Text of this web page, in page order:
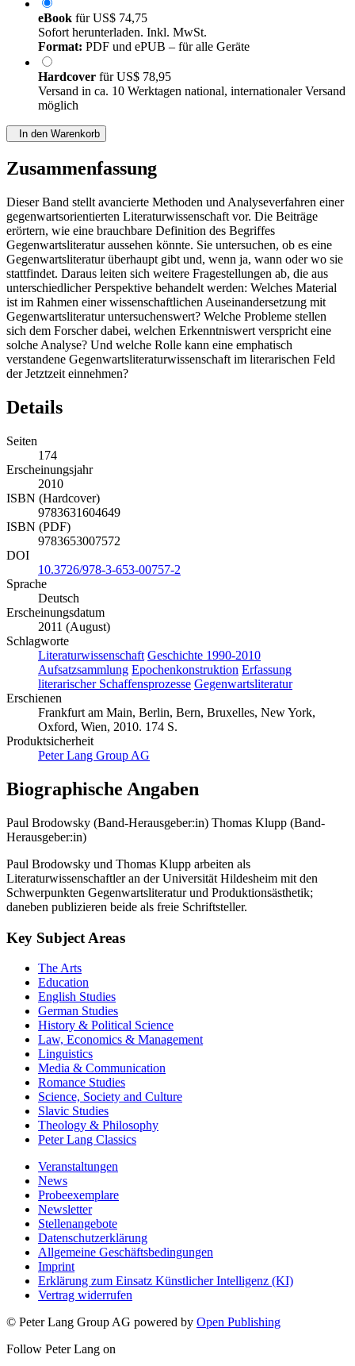
eBook fürUS$ 74,75
Sofort herunterladen. Inkl. MwSt.
Format: PDF und ePUB – für alle Geräte
Hardcover fürUS$ 78,95
Versand in ca. 10 Werktagen national, internationaler Versand
möglich
In den Warenkorb
Zusammenfassung
Dieser Band stellt avancierte Methoden und Analyseverfahren einer
gegenwartsorientierten Literaturwissenschaft vor. Die Beiträge
erörtern, wie eine brauchbare Definition des Begriffes
Gegenwartsliteratur aussehen könnte. Sie untersuchen, ob es eine
Gegenwartsliteratur überhaupt gibt und, wenn ja, wann oder wo sie
stattfindet. Daraus leiten sich weitere Fragestellungen ab, die aus
unterschiedlicher Perspektive behandelt werden: Welches Material
ist im Rahmen einer wissenschaftlichen Auseinandersetzung mit
Gegenwartsliteratur untersuchenswert? Welche Probleme stellen
sich dem Forscher dabei, welchen Erkenntniswert verspricht eine
solche Analyse? Und welche Rolle kann eine emphatisch
verstandene Gegenwartsliteraturwissenschaft im literarischen Feld
der Jetztzeit einnehmen?
Details
Seiten
174
Erscheinungsjahr
2010
ISBN (Hardcover)
9783631604649
ISBN (PDF)
9783653007572
DOI
10.3726/978-3-653-00757-2
Sprache
Deutsch
Erscheinungsdatum
2011 (August)
Schlagworte
Literaturwissenschaft Geschichte 1990-2010
Aufsatzsammlung Epochenkonstruktion Erfassung
literarischer Schaffensprozesse Gegenwartsliteratur
Erschienen
Frankfurt am Main, Berlin, Bern, Bruxelles, New York,
Oxford, Wien, 2010. 174 S.
Produktsicherheit
Peter Lang Group AG
Biographische Angaben
Paul Brodowsky (Band-Herausgeber:in) Thomas Klupp (Band-
Herausgeber:in)
Paul Brodowsky und Thomas Klupp arbeiten als
Literaturwissenschaftler an der Universität Hildesheim mit den
Schwerpunkten Gegenwartsliteratur und Produktionsästhetik;
daneben publizieren beide als freie Schriftsteller.
Key Subject Areas
The Arts
Education
English Studies
German Studies
History & Political Science
Law, Economics & Management
Linguistics
Media & Communication
Romance Studies
Science, Society and Culture
Slavic Studies
Theology & Philosophy
Peter Lang Classics
Veranstaltungen
News
Probeexemplare
Newsletter
Stellenangebote
Datenschutzerklärung
Allgemeine Geschäftsbedingungen
Imprint
Erklärung zum Einsatz Künstlicher Intelligenz (KI)
Vertrag widerrufen
© Peter Lang Group AG powered by Open Publishing
Follow Peter Lang on